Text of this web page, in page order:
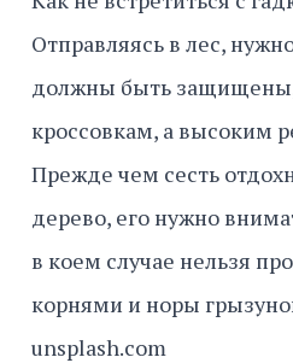
Отправляясь в лес,
должны быть защищены,
кроссовкам, а высоким
Прежде чем сесть
дерево, его нужно
в коем случае нельзя
корнями и норы
unsplash.com